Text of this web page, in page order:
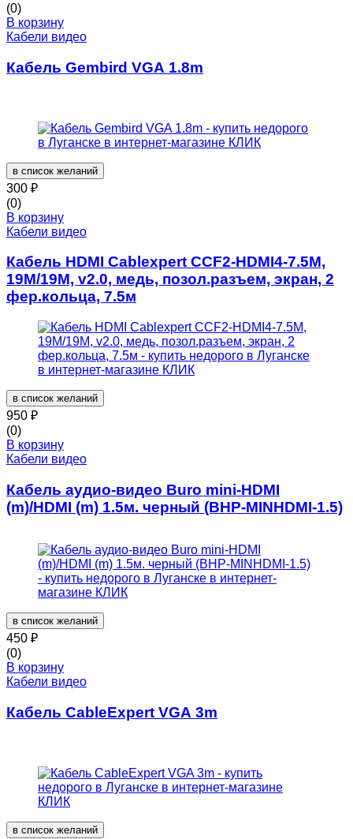
(0)
В корзину
Кабели видео
Кабель Gembird VGA 1.8m
в список желаний
300 ₽
(0)
В корзину
Кабели видео
Кабель HDMI Cablexpert CCF2-HDMI4-7.5M,
19M/19M, v2.0, медь, позол.разъем, экран, 2
фер.кольца, 7.5м
в список желаний
950 ₽
(0)
В корзину
Кабели видео
Кабель аудио-видео Buro mini-HDMI
(m)/HDMI (m) 1.5м. черный (BHP-MINHDMI-1.5)
в список желаний
450 ₽
(0)
В корзину
Кабели видео
Кабель CableExpert VGA 3m
в список желаний